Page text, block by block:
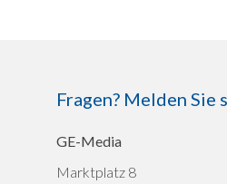
Fragen? Melden Sie
GE-Media
Marktplatz 8